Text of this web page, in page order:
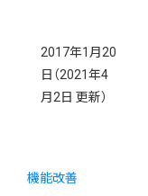
2017年1月20
日 （2021年4
月2日 更新）
機能改善